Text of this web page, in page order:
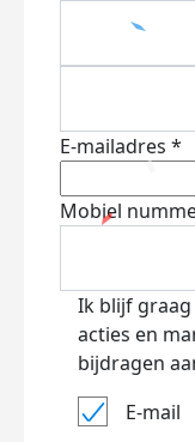
E-mailadres *
Mobiel
Ik blijf
acties en
bijdragen
E-mail